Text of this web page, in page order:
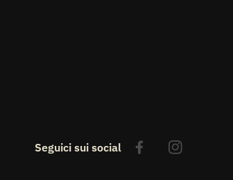
Seguici sui social FacebookInstagram